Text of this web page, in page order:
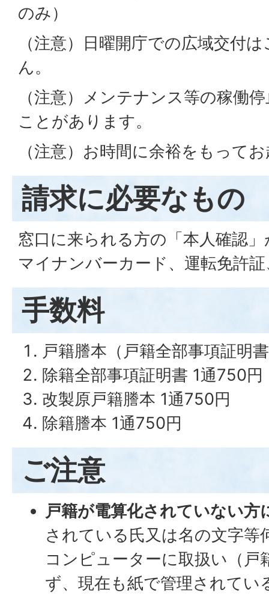
のみ）
（注意）日曜開庁での広域交付
ん。
（注意）メンテナンス等の稼働
ことがあります。
（注意）お時間に余裕をもって
請求に必要なもの
窓口に来られる方の「本人確認
マイナンバーカード、運転免許
手数料
戸籍謄本（戸籍全部事項証明
除籍全部事項証明書 1通750円
改製原戸籍謄本 1通750円
除籍謄本 1通750円
ご注意
戸籍が電算化されていない方
されている氏又は名の文字等
コンピューターに取扱い（戸
ず、現在も紙で管理されてい